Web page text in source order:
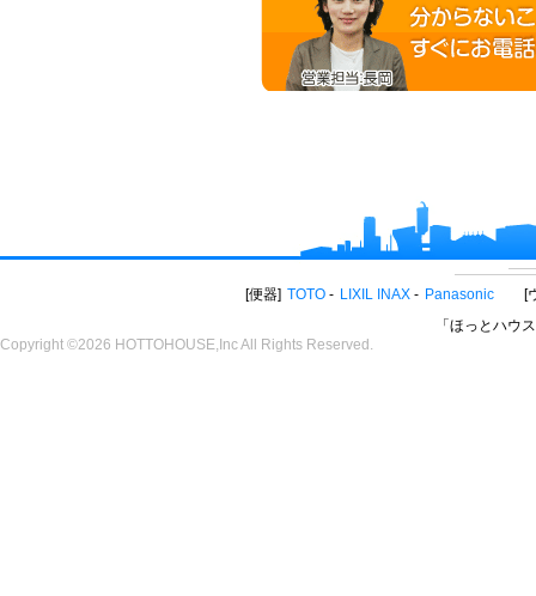
便器 TOTO LIXIL INAX Panasonic
「ほっとハウ
Copyright ©2026 HOTTOHOUSE,Inc All Rights Reserved.